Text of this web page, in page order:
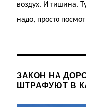
воздух. И тишина.
надо, просто
ЗАКОН НА
ШТРАФУЮТ В